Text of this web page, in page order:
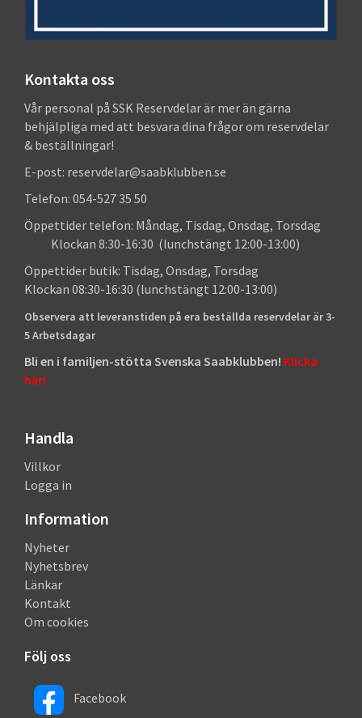
Kontakta oss
Vår personal på SSK Reservdelar är mer än gärna
behjälpliga med att besvara dina frågor om reservdelar
& beställningar!
E-post: reservdelar@saabklubben.se
Telefon: 054-527 35 50
Öppettider telefon: Måndag, Tisdag, Onsdag, Torsdag
Klockan 8:30-16:30 (lunchstängt 12:00-13:00)
Öppettider butik: Tisdag, Onsdag, Torsdag
Klockan 08:30-16:30 (lunchstängt 12:00-13:00)
Observera att leveranstiden på era beställda reservdelar är 3-
5 Arbetsdagar
Bli en i familjen-stötta Svenska Saabklubben! Klicka
här!
Handla
Villkor
Logga in
Information
Nyheter
Nyhetsbrev
Länkar
Kontakt
Om cookies
Följ oss
Facebook